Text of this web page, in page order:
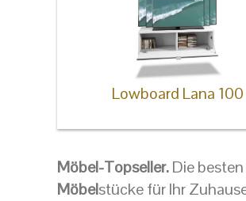
Lowboard Lana 100
Möbel-Topseller.Die besten
Möbelstücke für Ihr